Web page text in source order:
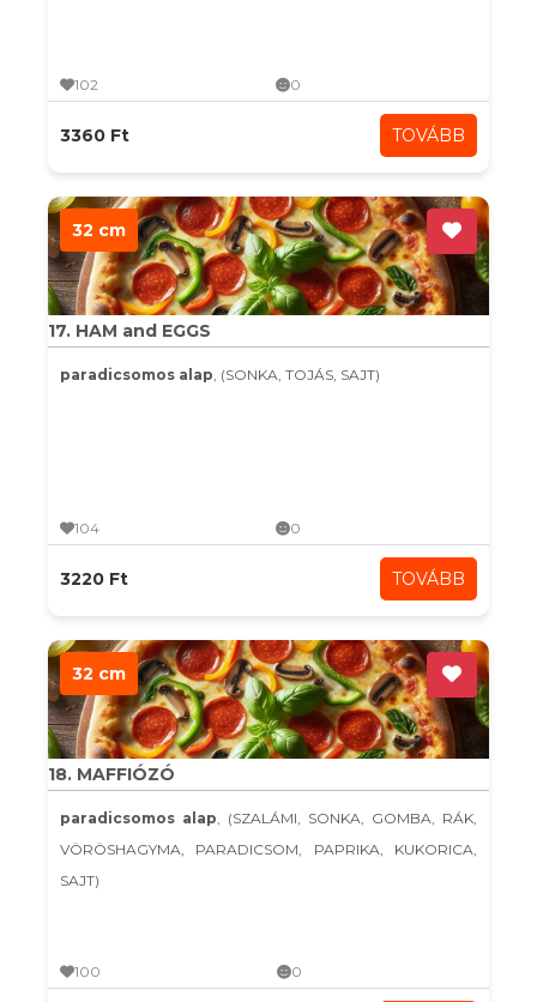
102 0
3360 Ft TOVÁBB
32 cm
17. HAM and EGGS
paradicsomos alap, (SONKA, TOJÁS, SAJT)
104 0
3220 Ft TOVÁBB
32 cm
18. MAFFIÓZÓ
paradicsomos alap, (SZALÁMI, SONKA, GOMBA, RÁK,
VÖRÖSHAGYMA, PARADICSOM, PAPRIKA, KUKORICA,
SAJT)
100 0